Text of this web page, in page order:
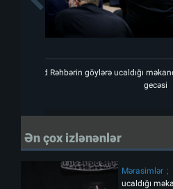
Şəhid Rəhbərin göylərə ucaldığı
gecəsi
Ən çox izlənənlər
Mərasimlər
ucaldığı